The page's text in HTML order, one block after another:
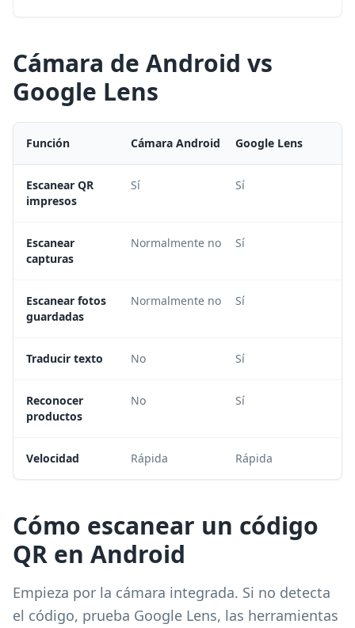
Cámara de Android vs
Google Lens
Función Cámara Android Google Lens
Escanear QR
impresos
Sí Sí
Escanear
capturas
Normalmente no Sí
Escanear fotos
guardadas
Normalmente no Sí
Traducir texto No Sí
Reconocer
productos
No Sí
Velocidad Rápida Rápida
Cómo escanear un código
QR en Android
Empieza por la cámara integrada. Si no detecta
el código, prueba Google Lens, las herramientas